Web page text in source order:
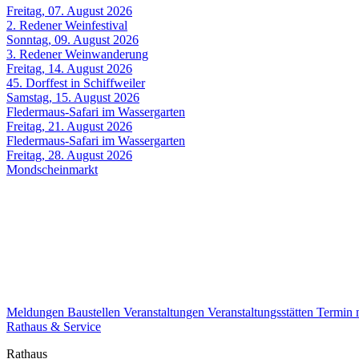
Freitag, 07. August 2026
2. Redener Weinfestival
Sonntag, 09. August 2026
3. Redener Weinwanderung
Freitag, 14. August 2026
45. Dorffest in Schiffweiler
Samstag, 15. August 2026
Fledermaus-Safari im Wassergarten
Freitag, 21. August 2026
Fledermaus-Safari im Wassergarten
Freitag, 28. August 2026
Mondscheinmarkt
Meldungen Baustellen Veranstaltungen Veranstaltungsstätten Termin
Rathaus & Service
Rathaus